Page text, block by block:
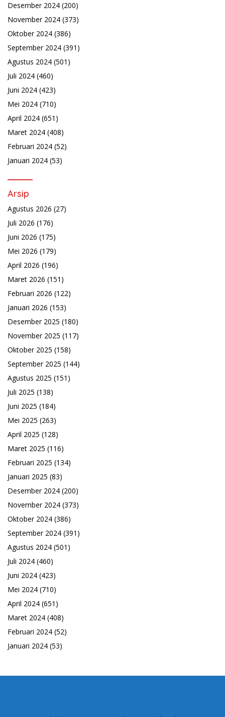
Desember 2024 (200)
November 2024 (373)
Oktober 2024 (386)
September 2024 (391)
Agustus 2024 (501)
Juli 2024 (460)
Juni 2024 (423)
Mei 2024 (710)
April 2024 (651)
Maret 2024 (408)
Februari 2024 (52)
Januari 2024 (53)
Arsip
Agustus 2026 (27)
Juli 2026 (176)
Juni 2026 (175)
Mei 2026 (179)
April 2026 (196)
Maret 2026 (151)
Februari 2026 (122)
Januari 2026 (153)
Desember 2025 (180)
November 2025 (117)
Oktober 2025 (158)
September 2025 (144)
Agustus 2025 (151)
Juli 2025 (138)
Juni 2025 (184)
Mei 2025 (263)
April 2025 (128)
Maret 2025 (116)
Februari 2025 (134)
Januari 2025 (83)
Desember 2024 (200)
November 2024 (373)
Oktober 2024 (386)
September 2024 (391)
Agustus 2024 (501)
Juli 2024 (460)
Juni 2024 (423)
Mei 2024 (710)
April 2024 (651)
Maret 2024 (408)
Februari 2024 (52)
Januari 2024 (53)